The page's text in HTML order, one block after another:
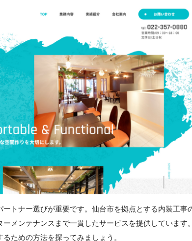
トナー選びが重要です。仙台市を拠点とする内装工事
メンテナンスまで一貫したサービスを提供しています。
ための方法を探ってみましょう。